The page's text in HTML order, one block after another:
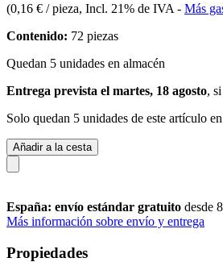
(0,16 € / pieza, Incl. 21% de IVA - Más
Contenido: 72 piezas
Quedan 5 unidades en almacén
Entrega prevista el martes, 18 agosto,
Solo quedan 5 unidades de este artículo
Añadir a la cesta
España: envío estándar gratuito desde
Más información sobre envío y entrega
Propiedades